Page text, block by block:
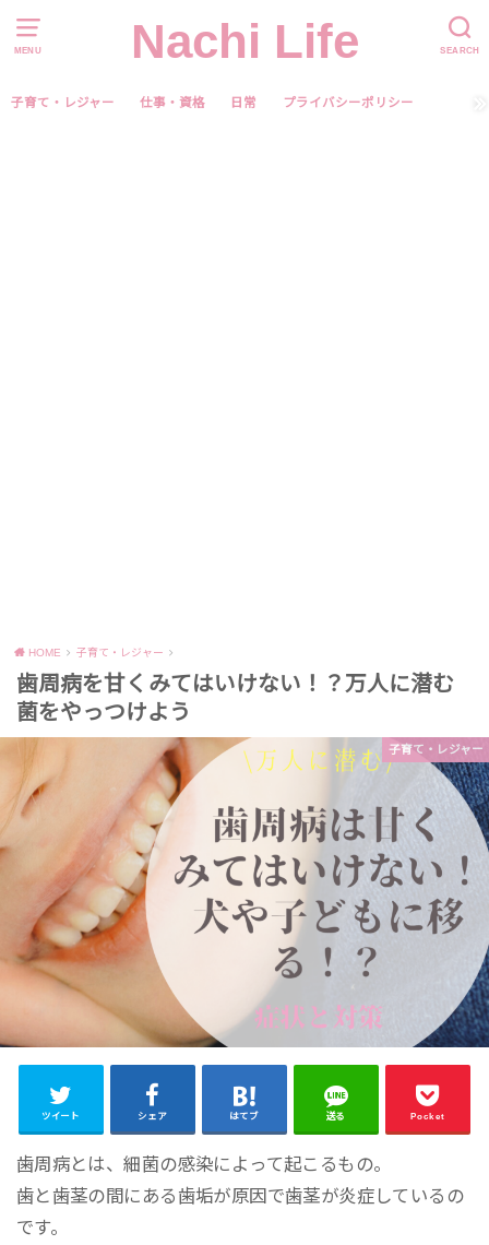
MENU SEARCH
Nachi Life
子育て・レジャー 仕事・資格 日常 プライバシーポリシー
HOME 子育て・レジャー
歯周病を甘くみてはいけない！？万人に潜む
菌をやっつけよう
子育て・レジャー
ツイート シェア はてブ 送る Pocket
歯周病とは、細菌の感染によって起こるもの。
歯と歯茎の間にある歯垢が原因で歯茎が炎症しているの
です。